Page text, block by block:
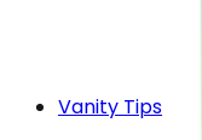
Vanity Tips